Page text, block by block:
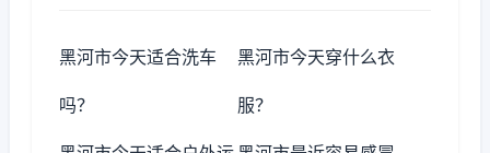
黑河市今天适合洗车
吗？
黑河市今天穿什么衣
服？